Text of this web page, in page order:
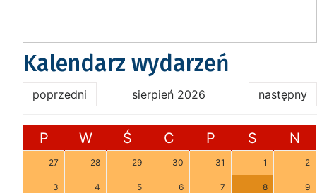
Kalendarz wydarzeń
poprzedni sierpień 2026 następny
P W Ś C P S N
27 28 29 30 31 1 2
3 4 5 6 7 8 9